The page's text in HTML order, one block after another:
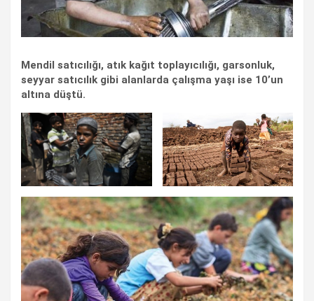
Mendil satıcılığı, atık kağıt toplayıcılığı, garsonluk,
seyyar satıcılık gibi alanlarda çalışma yaşı ise 10’un
altına düştü.